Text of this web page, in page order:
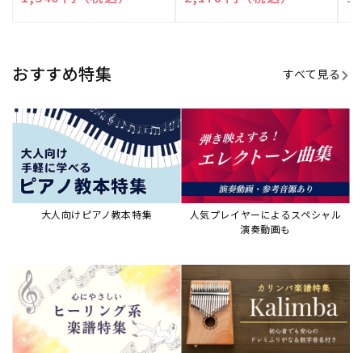
JAZZの楽譜特集
おすすめ記事 すべて見る